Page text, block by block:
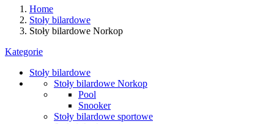
Home
Stoły bilardowe
Stoły bilardowe Norkop
Kategorie
Stoły bilardowe
Stoły bilardowe Norkop
Pool
Snooker
Stoły bilardowe sportowe